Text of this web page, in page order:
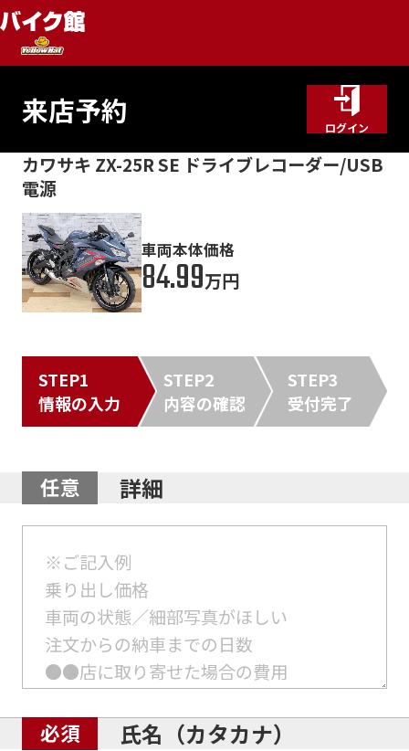
来店予約 ログイン
カワサキ ZX-25R SE ドライブレコーダー/USB
電源
車両本体価格
84.99万円
STEP1
情報の入力
STEP2
内容の確認
STEP3
受付完了
詳細
氏名（カタカナ）